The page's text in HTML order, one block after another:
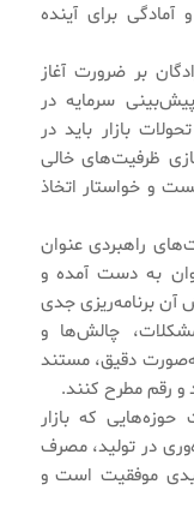
آمادگی برای آینده
بر ضرورت آغاز
سرمایه در
بازار باید در
ظرفیت‌های خالی
و خواستار اتخاذ
راهبردی عنوان
به دست آمده و
آن برنامه‌ریزی جدی
چالش‌ها و
دقیق، مستند
و رقم مطرح کنند.
که بازار
در تولید، مصرف
موفقیت است و